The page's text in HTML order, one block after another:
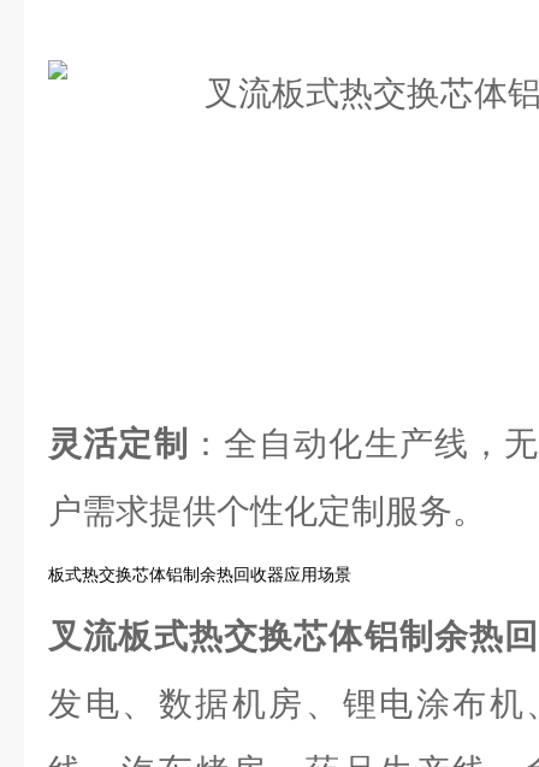
灵活定制
：全自动化生产线，
户需求提供个性化定制服务。
板式热交换芯体铝制余热回收器应用场景
叉流板式热交换芯体铝制余热
发电、数据机房、锂电涂布